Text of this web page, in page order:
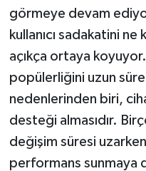
görmeye devam
kullanıcı sadakatini
açıkça ortaya
popülerliğini uzun süre
nedenlerinden biri,
desteği almasıdır.
değişim süresi
performans sunmaya